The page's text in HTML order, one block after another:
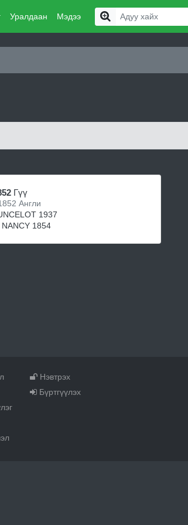
Уралдаан Мэдээ
Гүү
Англи
1937
NANCY 1854
Нэвтрэх
Бүртгүүлэх